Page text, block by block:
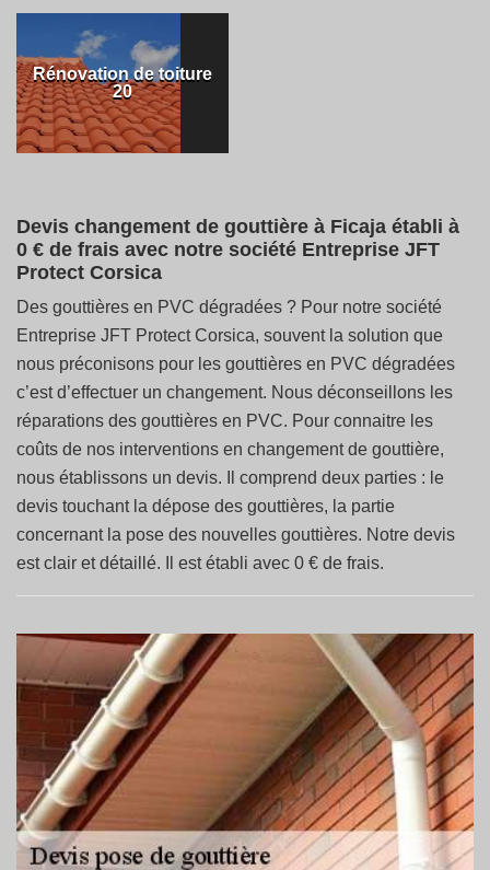
Rénovation de toiture
20
Devis changement de gouttière à Ficaja établi à
0 € de frais avec notre société Entreprise JFT
Protect Corsica
Des gouttières en PVC dégradées ? Pour notre société
Entreprise JFT Protect Corsica, souvent la solution que
nous préconisons pour les gouttières en PVC dégradées
c’est d’effectuer un changement. Nous déconseillons les
réparations des gouttières en PVC. Pour connaitre les
coûts de nos interventions en changement de gouttière,
nous établissons un devis. Il comprend deux parties : le
devis touchant la dépose des gouttières, la partie
concernant la pose des nouvelles gouttières. Notre devis
est clair et détaillé. Il est établi avec 0 € de frais.